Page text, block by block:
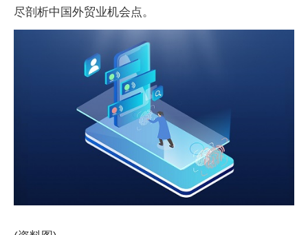
尽剖析中国外贸业机会点。